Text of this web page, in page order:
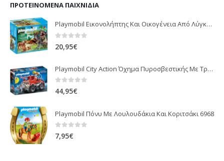
ΠΡΟΤΕΙΝΌΜΕΝΑ ΠΑΙΧΝΊΔΙΑ
Playmobil Εικονολήπτης Και Οικογένεια Από Λύγκες 5561
20,95€
Playmobil City Action Όχημα Πυροσβεστικής Με Τροχαλία Ρυμούλκησης 9466
0 out of 5
44,95€
Playmobil Πόνυ Με Λουλουδάκια Και Κοριτσάκι 6968
0out of 5
7,95€